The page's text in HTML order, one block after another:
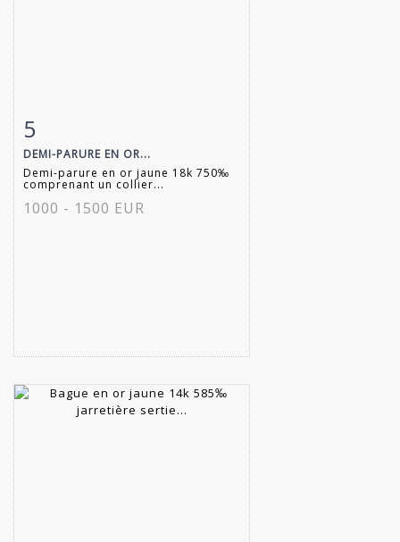
Fiche détaillée
5
DEMI-PARURE EN OR...
Demi-parure en or jaune 18k 750‰
comprenant un collier...
1000 - 1500 EUR